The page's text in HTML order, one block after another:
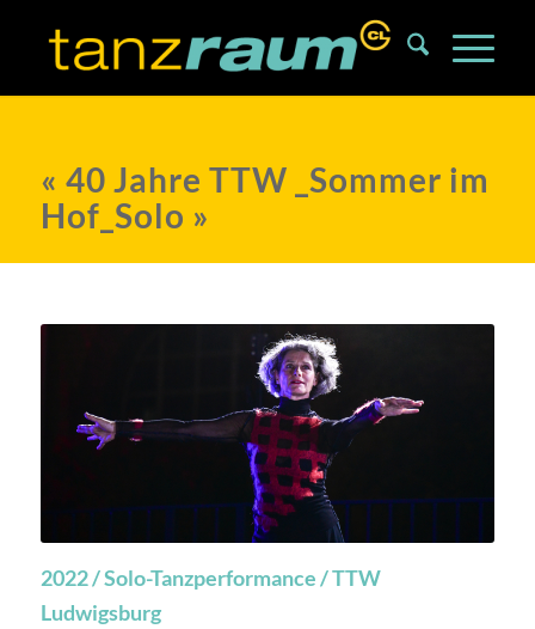
« 40 Jahre TTW _Sommer im
Hof_Solo »
2022 / Solo-Tanzperformance / TTW
Ludwigsburg